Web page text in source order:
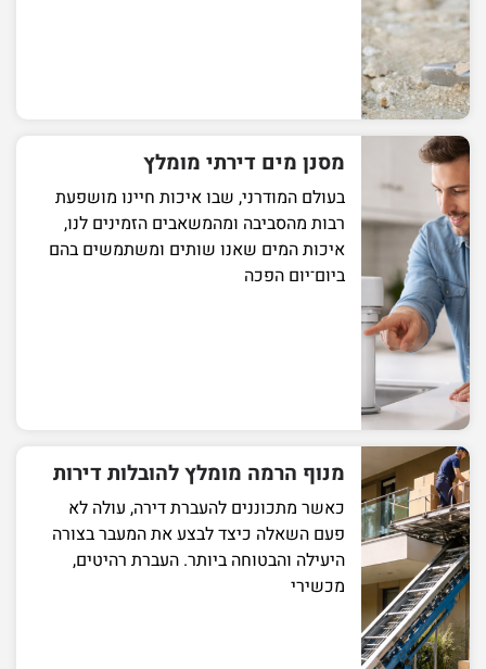
מסנן מים דירתי מומלץ
בעולם המודרני, שבו איכות חיינו מושפעת
רבות מהסביבה ומהמשאבים הזמינים לנו,
איכות המים שאנו שותים ומשתמשים בהם
ביום־יום הפכה
מנוף הרמה מומלץ להובלות דירות
כאשר מתכוננים להעברת דירה, עולה לא
פעם השאלה כיצד לבצע את המעבר בצורה
היעילה והבטוחה ביותר. העברת רהיטים,
מכשירי